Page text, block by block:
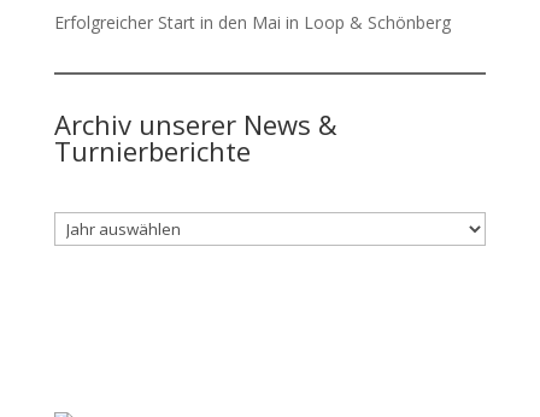
Erfolgreicher Start in den Mai in Loop & Schönberg
Archiv unserer News &
Turnierberichte
Archiv